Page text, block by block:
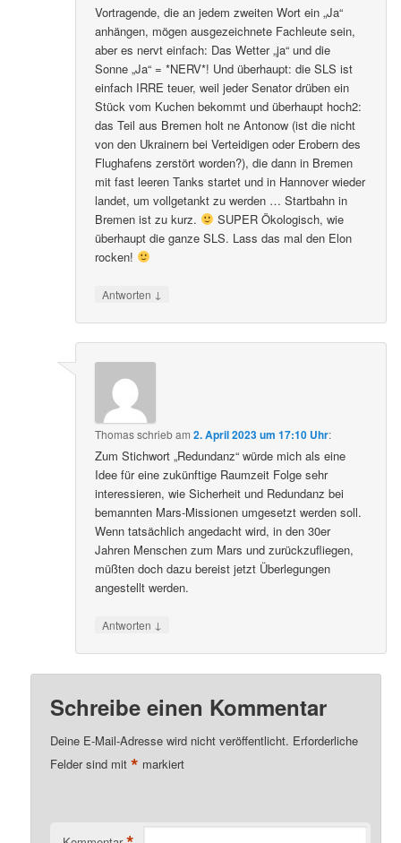
Vortragende, die an jedem zweiten Wort ein „Ja“
anhängen, mögen ausgezeichnete Fachleute sein,
aber es nervt einfach: Das Wetter „ja“ und die
Sonne „Ja“ = *NERV*! Und überhaupt: die SLS ist
einfach IRRE teuer, weil jeder Senator drüben ein
Stück vom Kuchen bekommt und überhaupt hoch2:
das Teil aus Bremen holt ne Antonow (ist die nicht
von den Ukrainern bei Verteidigen oder Erobern des
Flughafens zerstört worden?), die dann in Bremen
mit fast leeren Tanks startet und in Hannover wieder
landet, um vollgetankt zu werden … Startbahn in
Bremen ist zu kurz.
SUPER Ökologisch, wie
überhaupt die ganze SLS. Lass das mal den Elon
rocken!
Antworten ↓
Thomasschriebam2. April 2023 um 17:10 Uhr:
Zum Stichwort „Redundanz“ würde mich als eine
Idee für eine zukünftige Raumzeit Folge sehr
interessieren, wie Sicherheit und Redundanz bei
bemannten Mars-Missionen umgesetzt werden soll.
Wenn tatsächlich angedacht wird, in den 30er
Jahren Menschen zum Mars und zurückzufliegen,
müßten doch dazu bereist jetzt Überlegungen
angestellt werden.
Antworten ↓
Schreibe einen Kommentar
Deine E-Mail-Adresse wird nicht veröffentlicht. Erforderliche
Felder sind mit* markiert